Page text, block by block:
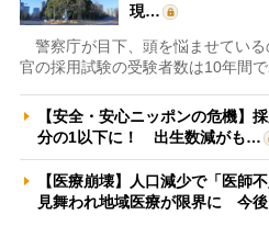
現…
警察庁が目下、頭を悩ませてい
官の採用試験の受験者数は10年間
【安全・安心ニッポンの危機】
分の1以下に！ 出生数減がも…
【医療崩壊】人口減少で「医師
見舞われ地域医療が限界に 今